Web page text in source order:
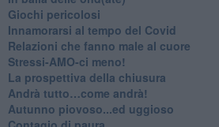
Giochi pericolosi
Innamorarsi al tempo del Covid
​Relazioni che fanno male al cuore
​Stressi-AMO-ci meno!
​La prospettiva della chiusura
​Andrà tutto…come andrà!
Autunno piovoso...ed uggioso